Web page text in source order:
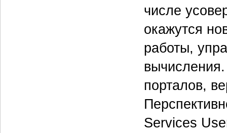
числе
окажутся
работы,
порталов,
Services